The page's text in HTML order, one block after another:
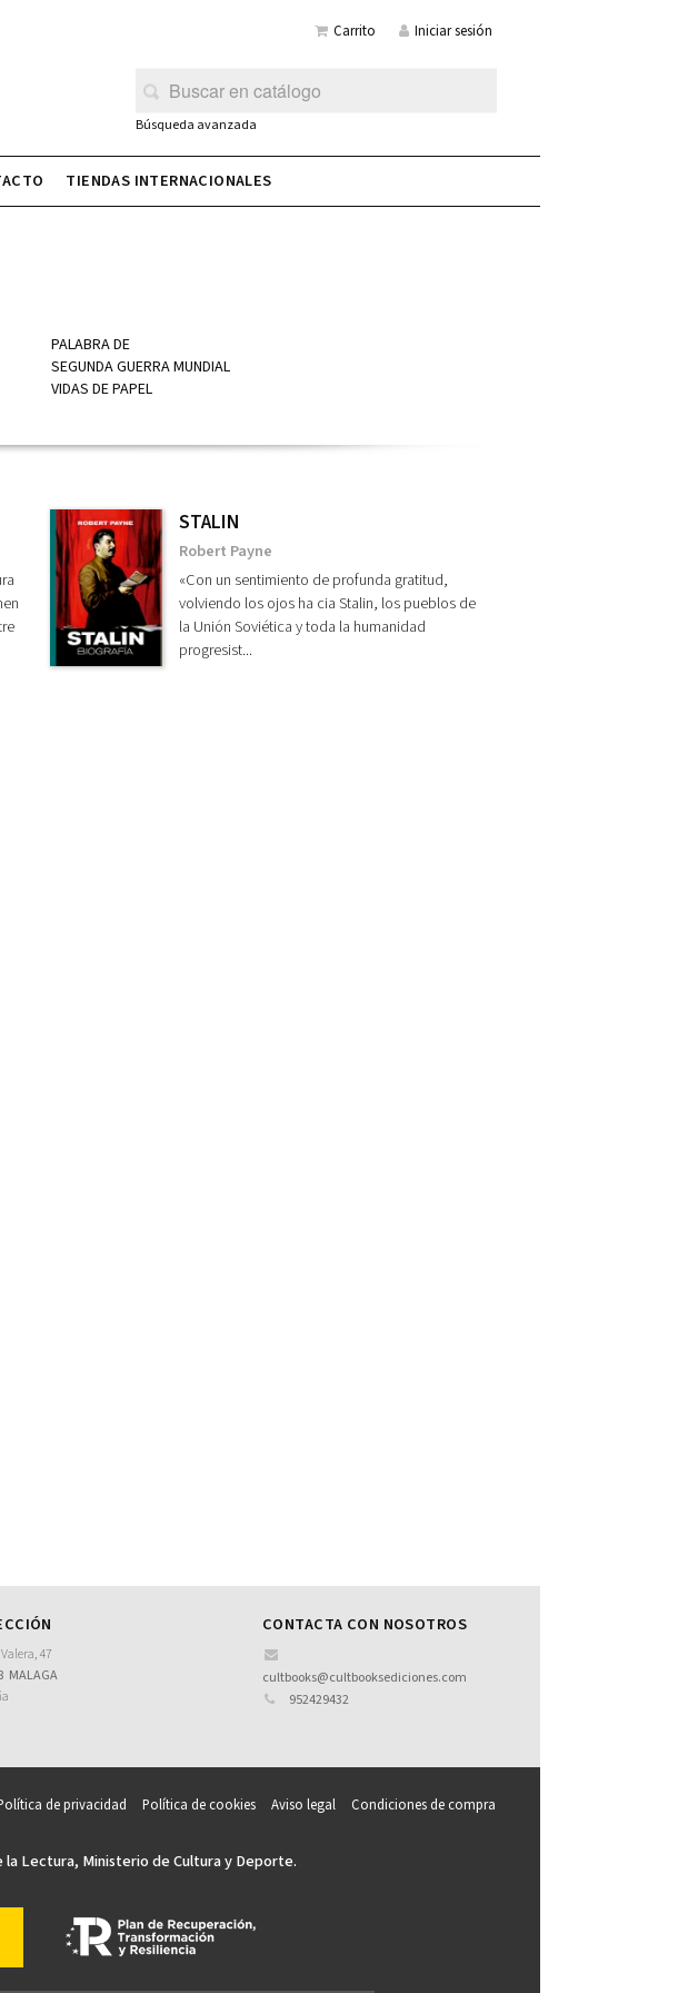
Carrito Iniciar sesión
Búsqueda avanzada
TIENDAS INTERNACIONALES
PALABRA DE
SEGUNDA GUERRA MUNDIAL
VIDAS DE PAPEL
STALIN
Robert Payne
«Con un sentimiento de profunda gratitud,
volviendo los ojos ha cia Stalin, los pueblos de
la Unión Soviética y toda la humanidad
progresist...
47
MALAGA
CONTACTA CON NOSOTROS
cultbooks@cultbooksediciones.com
952429432
de privacidad Política de cookies Aviso legal Condiciones de compra
Lectura, Ministerio de Cultura y Deporte.